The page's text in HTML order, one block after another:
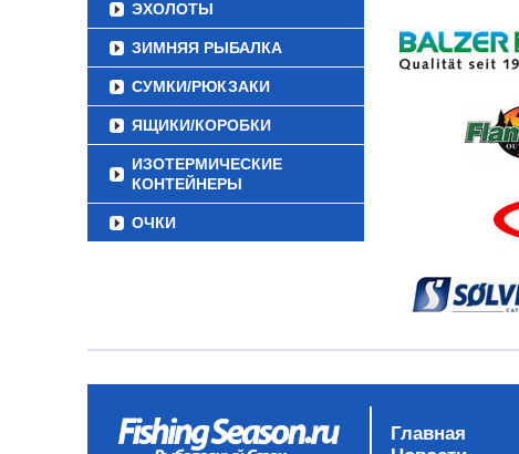
ЭХОЛОТЫ
ЗИМНЯЯ РЫБАЛКА
СУМКИ/РЮКЗАКИ
ЯЩИКИ/КОРОБКИ
ИЗОТЕРМИЧЕСКИЕ
КОНТЕЙНЕРЫ
ОЧКИ
Главная